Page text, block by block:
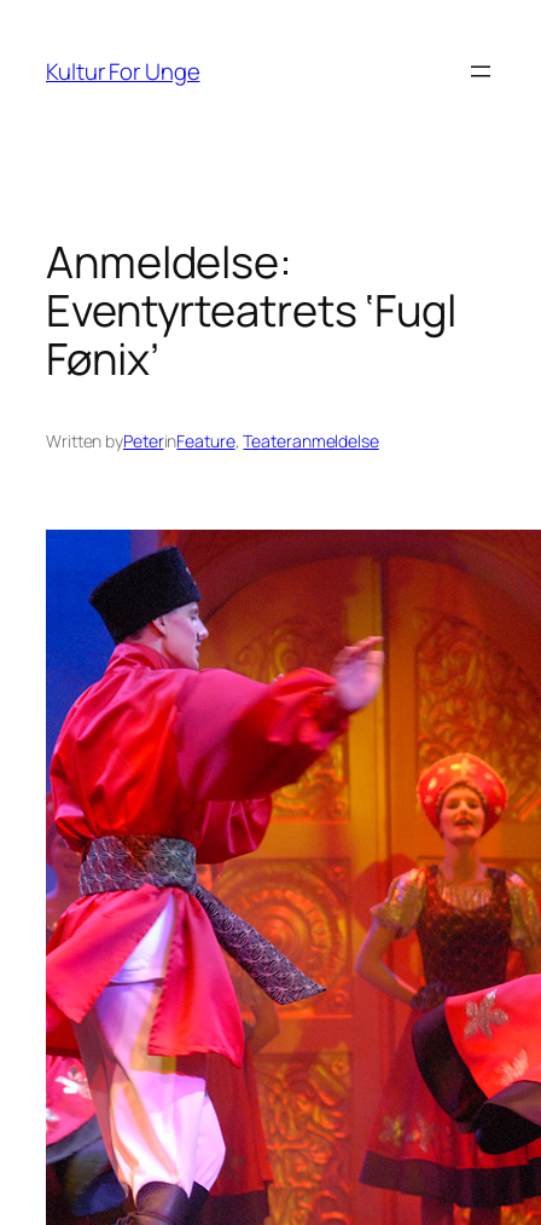
indhold
Kultur For Unge
Anmeldelse:
Eventyrteatrets ‘Fugl
Fønix’
Written byPeterinFeature, Teateranmeldelse